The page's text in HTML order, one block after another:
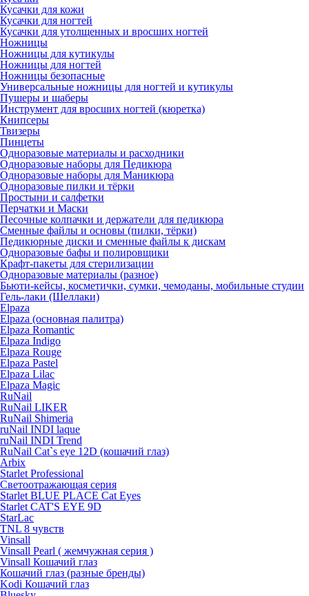
Кусачки для кожи
Кусачки для ногтей
Кусачки для утолщенных и вросших ногтей
Ножницы
Ножницы для кутикулы
Ножницы для ногтей
Ножницы безопасные
Универсальные ножницы для ногтей и кутикулы
Пушеры и шаберы
Инструмент для вросших ногтей (кюретка)
Книпсеры
Твизеры
Пинцеты
Одноразовые материалы и расходники
Одноразовые наборы для Педикюра
Одноразовые наборы для Маникюра
Одноразовые пилки и тёрки
Простыни и салфетки
Перчатки и Маски
Песочные колпачки и держатели для педикюра
Cменные файлы и основы (пилки, тёрки)
Педикюрные диски и сменные файлы к дискам
Одноразовые бафы и полировщики
Крафт-пакеты для стерилизации
Одноразовые материалы (разное)
Бьюти-кейсы, косметички, сумки, чемоданы, мобильные студии
Гель-лаки (Шеллаки)
Elpaza
Elpaza (основная палитра)
Elpaza Romantic
Elpaza Indigo
Elpaza Rouge
Elpaza Pastel
Elpaza Lilac
Elpaza Magic
RuNail
RuNail LIKER
RuNail Shimeria
ruNail INDI laque
ruNail INDI Trend
RuNail Cat`s eye 12D (кошачий глаз)
Arbix
Starlet Professional
Светоотражающая серия
Starlet BLUE PLACE Cat Eyes
Starlet CAT'S EYE 9D
StarLac
TNL 8 чувств
Vinsall
Vinsall Pearl ( жемчужная серия )
Vinsall Кошачий глаз
Кошачий глаз (разные бренды)
Kodi Кошачий глаз